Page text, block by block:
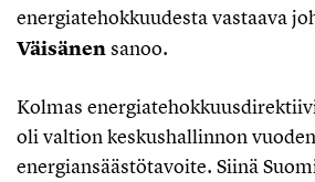
energiatehokkuudesta vastaava
Väisänensanoo.
Kolmas
oli valtion keskushallinnon
energiansäästötavoite. Siinä